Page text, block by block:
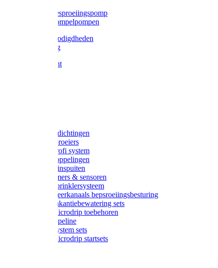
Gardena besproeiingspomp
Gardena dompelpompen
Tyleen benodigdheden
Tyleenslang
Lange bocht
Gardena afdichtingen
Gardena sproeiers
Gardena Profi system
Gardena koppelingen
Gardena tuinspuiten
Gardena timers & sensoren
Gardena Sprinklersysteem
Gardena meerkanaals bepsroeiingsbesturing
Gardena vakantiebewatering sets
Gardena Microdrip toebehoren
Gardena Pipeline
Gardena System sets
Gardena Microdrip startsets